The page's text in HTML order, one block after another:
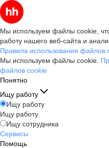
Мы используем файлы cookie,
работу нашего веб-сайта и
Правила использования файлов
Мы используем файлы cookie.
файлов cookie
Понятно
Ищу работу
Ищу работу
Ищу работу
Ищу сотрудника
Сервисы
Помощь